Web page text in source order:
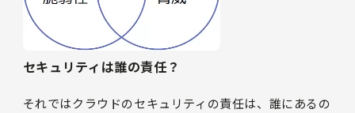
セキュリティは誰の責任？
それではクラウドのセキュリティの責任は、誰にあるの